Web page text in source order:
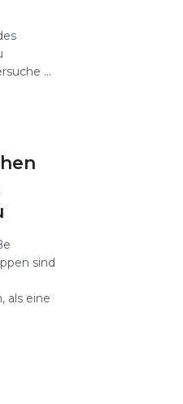
...
sind
als eine